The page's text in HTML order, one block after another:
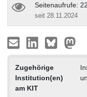
Seitenaufrufe:
seit 28.11.2024
Zugehörige
Institution(en)
am KIT